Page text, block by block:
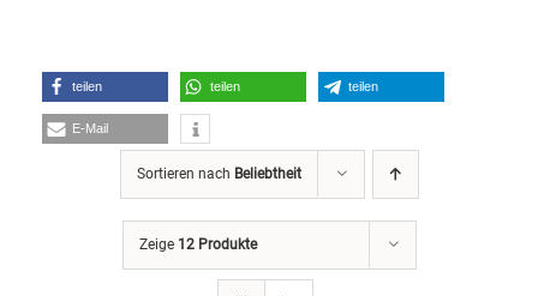
teilen teilen teilen
E-Mail
Sortieren nach Beliebtheit
Zeige 12 Produkte